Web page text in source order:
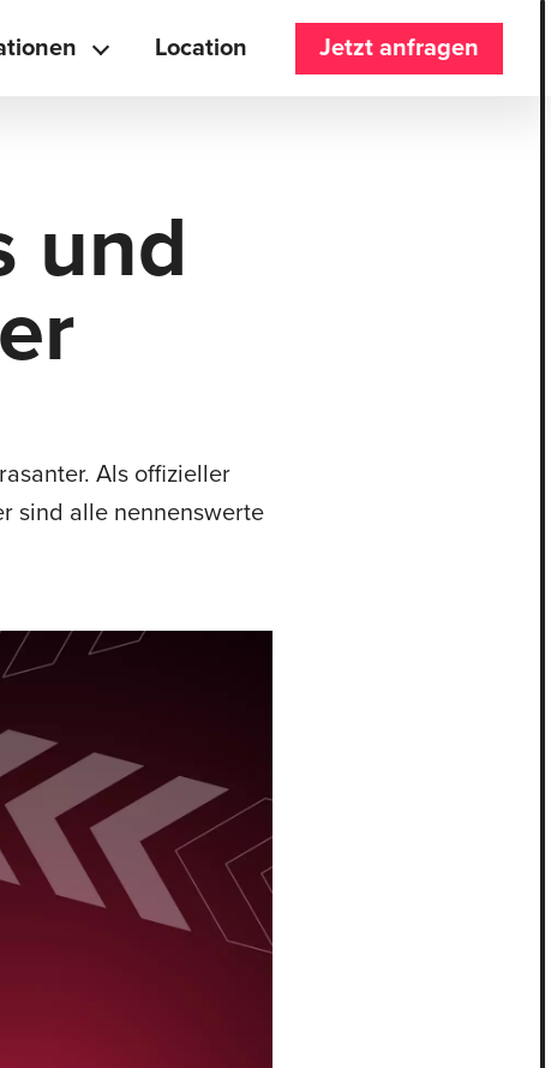
Location Jetzt anfragen
und
Als offizieller
sind alle nennenswerte